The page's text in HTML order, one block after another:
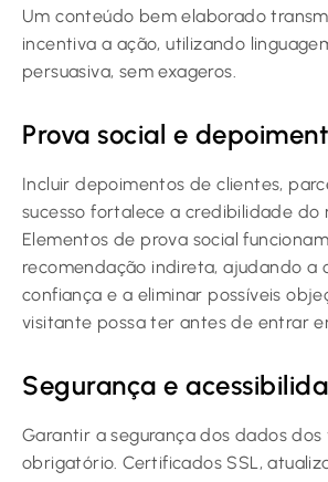
Um conteúdo bem elaborado
incentiva a ação, utilizando
persuasiva, sem exageros.
Prova social e
Incluir depoimentos de clientes,
sucesso fortalece a credibilidade do
Elementos de prova social
recomendação indireta, ajudando a
confiança e a eliminar possíveis
visitante possa ter antes de entrar
Segurança e
Garantir a segurança dos dados dos
obrigatório. Certificados SSL,